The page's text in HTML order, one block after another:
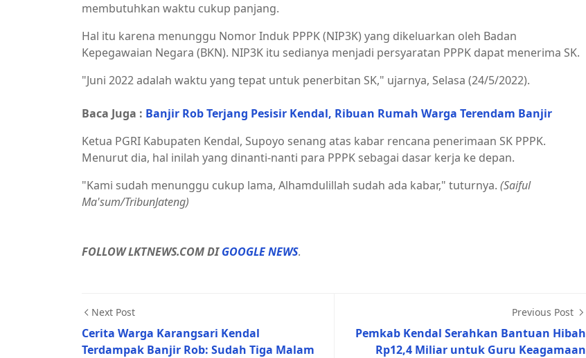
membutuhkan waktu cukup panjang.
Hal itu karena menunggu Nomor Induk PPPK (NIP3K) yang dikeluarkan oleh Badan
Kepegawaian Negara (BKN). NIP3K itu sedianya menjadi persyaratan PPPK dapat menerima SK.
"Juni 2022 adalah waktu yang tepat untuk penerbitan SK," ujarnya, Selasa (24/5/2022).
Baca Juga : Banjir Rob Terjang Pesisir Kendal, Ribuan Rumah Warga Terendam Banjir
Ketua PGRI Kabupaten Kendal, Supoyo senang atas kabar rencana penerimaan SK PPPK.
Menurut dia, hal inilah yang dinanti-nanti para PPPK sebagai dasar kerja ke depan.
"Kami sudah menunggu cukup lama, Alhamdulillah sudah ada kabar," tuturnya. (Saiful
Ma'sum/TribunJateng)
FOLLOW LKTNEWS.COM DIGOOGLE NEWS.
Next Post
Cerita Warga Karangsari Kendal
Terdampak Banjir Rob: Sudah Tiga Malam
Previous Post
Pemkab Kendal Serahkan Bantuan Hibah
Rp12,4 Miliar untuk Guru Keagamaan